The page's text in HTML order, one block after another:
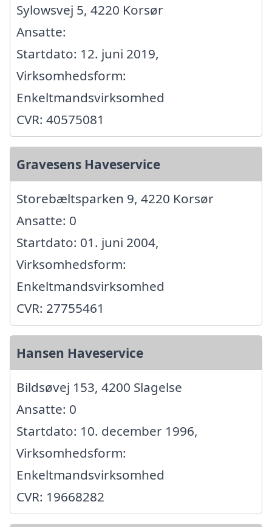
Sylowsvej 5, 4220 Korsør
Ansatte:
Startdato: 12. juni 2019,
Virksomhedsform:
Enkeltmandsvirksomhed
CVR: 40575081
Gravesens Haveservice
Storebæltsparken 9, 4220 Korsør
Ansatte: 0
Startdato: 01. juni 2004,
Virksomhedsform:
Enkeltmandsvirksomhed
CVR: 27755461
Hansen Haveservice
Bildsøvej 153, 4200 Slagelse
Ansatte: 0
Startdato: 10. december 1996,
Virksomhedsform:
Enkeltmandsvirksomhed
CVR: 19668282